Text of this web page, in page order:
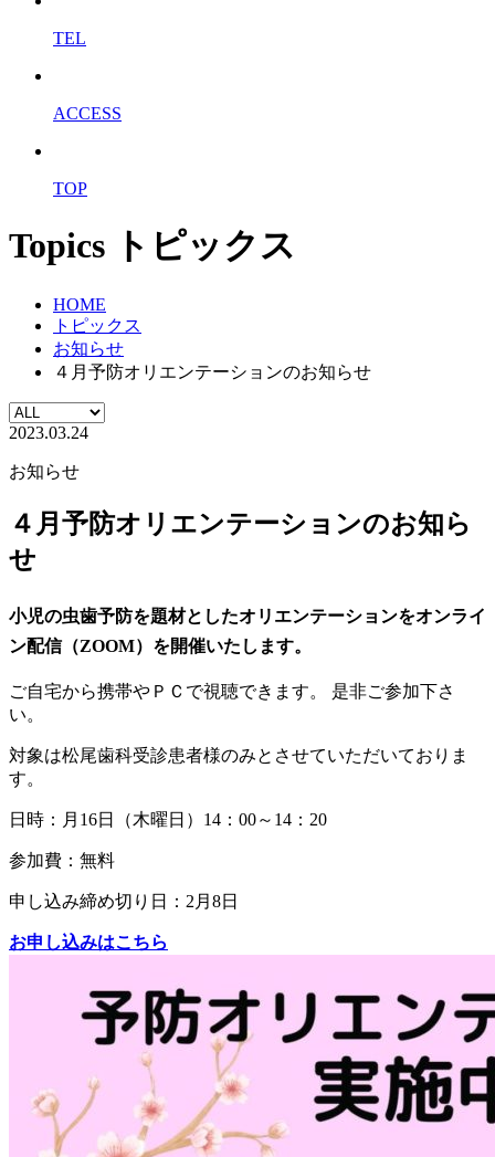
TEL
ACCESS
TOP
Topics トピックス
HOME
トピックス
お知らせ
４月予防オリエンテーションのお知らせ
2023.03.24
お知らせ
４月予防オリエンテーションのお知ら
せ
小児の虫歯予防を題材としたオリエンテーションをオンライ
ン配信（ZOOM）を開催いたします。
ご自宅から携帯やＰＣで視聴できます。 是非ご参加下さ
い。
対象は松尾歯科受診患者様のみとさせていただいておりま
す。
日時：月16日（木曜日）14：00～14：20
参加費：無料
申し込み締め切り日：2月8日
お申し込みはこちら